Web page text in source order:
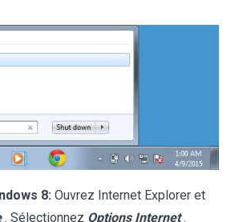
8: Ouvrez Internet Explorer et
. Sélectionnez Options Internet .